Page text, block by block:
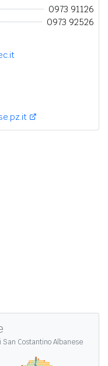
0973 91126
0973 92526
Costantino Albanese